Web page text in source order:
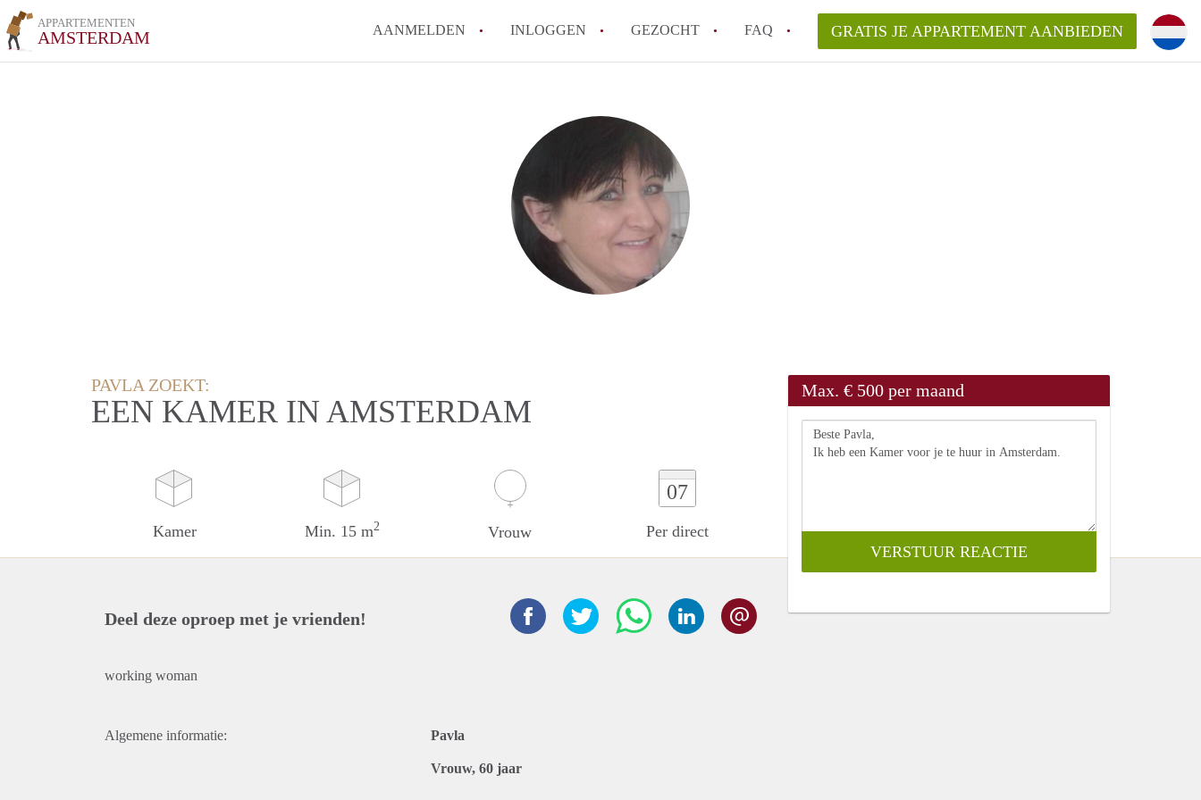
APPARTEMENTEN
AMSTERDAM AANMELDEN INLOGGEN GEZOCHT FAQ
Wat is de Wet Betaalbare Huur en wat betekent die voor mij als huurder in
Amsterdam?
Wat zijn de voordelen van het huren van een appartement in Amsterdam?
Hoe vind je een goedkoop appartement in Amsterdam?
Wat zijn de verplichtingen van een verhuurder van een huur appartement?
Kan je beter een appartement huren of kopen in Amsterdam?
Alle veelgestelde vragen
GRATIS JE APPARTEMENT AANBIEDEN
PAVLA ZOEKT:
EEN KAMER IN AMSTERDAM
Kamer Min. 15 m2 Vrouw
07
Per direct
Max. € 500 per maand
Deel deze oproep met je vrienden!
working woman
Algemene informatie: Pavla
Vrouw, 60 jaar